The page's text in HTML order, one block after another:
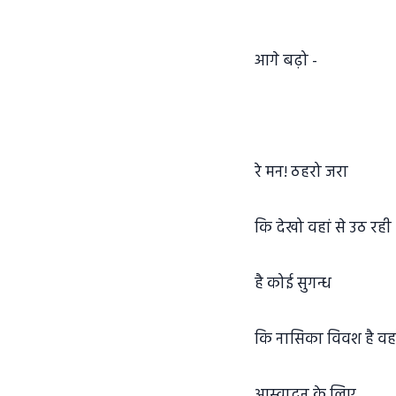
आगे बढ़ो -
रे मन! ठहरो जरा
कि देखो वहां से उठ रही
है कोई सुगन्ध
कि नासिका विवश है